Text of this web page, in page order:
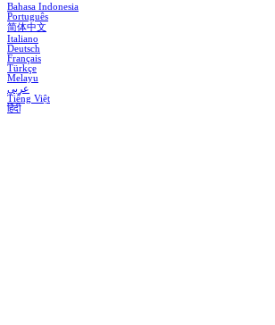
Bahasa Indonesia
Português
简体中文
Italiano
Deutsch
Français
Türkçe
Melayu
عربي
Tiếng Việt
हिंदी